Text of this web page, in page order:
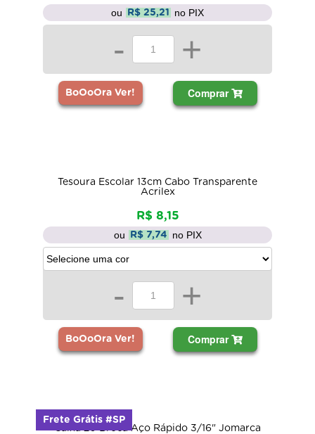
ou R$ 25,21 no PIX
- +
BoOoOra Ver! Comprar
Tesoura Escolar 13cm Cabo Transparente
Acrilex
R$ 8,15
ou R$ 7,74 no PIX
- +
BoOoOra Ver! Comprar
Caixa 20 Broca Aço Rápido 3/16" Jomarca
Frete Grátis #SP